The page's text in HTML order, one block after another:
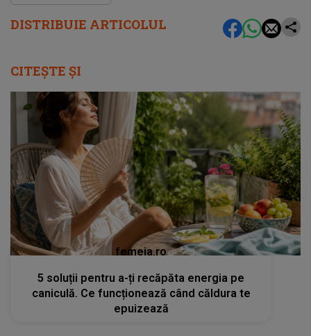
DISTRIBUIE ARTICOLUL
CITEȘTE ȘI
femeia.ro
5 soluții pentru a-ți recăpăta energia pe
caniculă. Ce funcționează când căldura te
epuizează